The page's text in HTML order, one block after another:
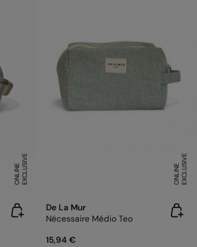
E
X
C
L
U
SI
V
E
O
N
LI
N
E E
X
C
L
U
SI
V
E
O
N
LI
N
E
De La Mur
Nécessaire Médio Teo
15,94 €